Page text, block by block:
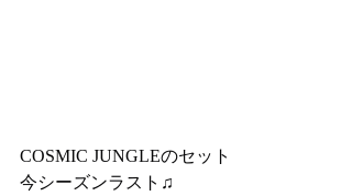
COSMIC JUNGLEのセット
今シーズンラスト♫